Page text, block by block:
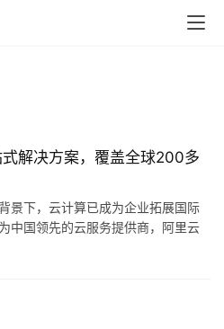
解决方案，覆盖全球200多
景下，云计算已成为企业拓展国际
中国领先的云服务提供商，阿里云
者的目光，本文将围绕阿里云国际